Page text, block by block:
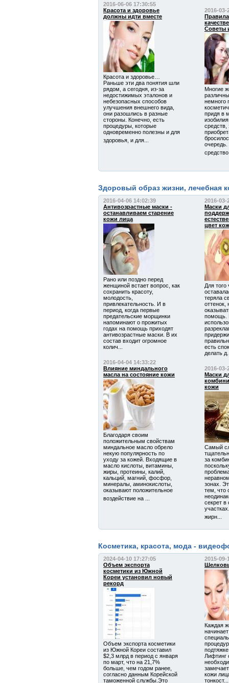
2016-06-06 17:30:55
Красота и здоровье
должны идти вместе
Красота и здоровье…
Раньше эти два понятия шли
рядом, а сегодня, из-за
недостижимых эталонов и
небезопасных способов
улучшения внешнего вида,
они разошлись в разные
стороны. Конечно, есть
процедуры, которые
одновременно полезны и для
здоровья, и для...
2016-03-
Советы
Многие
немного
придя в
средств,
очередь.
Здоровый образ жизни, лечебная
2016-04-06 14:02:39
Антивозрастные маски -
останавливаем старение
кожи лица
Рано или поздно перед
женщиной встает вопрос, как
сохранить красоту,
молодость,
привлекательность. И в
период, когда первые
предательские морщинки
напоминают о прожитых
годах на помощь приходят
антивозрастные маски. В их
состав входит огромное
колич...
2016-04-04 14:33:22
Влияние миндального
масла на состояние кожи
Благодаря своим
положительным свойствам
миндальное масло обрело
некую популярность по
уходу за кожей. Входящие в
масло кислоты, витамины,
жиры, протеины, калий,
кальций, магний, фосфор,
минералы, аминокислоты,
оказывают положительное
воздействие на ...
2016-03-
Маски
цвет
Для того
теряла
оттенок,
помощь.
есть
делать
2016-03-
Маски
кожи
Самый
за
зонах.
тем, что
секрет в
жирн...
Косметика, красота, мода -
2024-04-10 17:27:05
Объем экспорта
косметики из Южной
Кореи установил новый
рекорд
Объем экспорта косметики
из Южной Кореи составил
$2,3 млрд в период с января
по март, что на 21,7%
больше, чем годом ранее,
согласно данным Корейской
таможенной службы.Это
2015-09-
Каждая
Лифтинг
кожи
тонкост...